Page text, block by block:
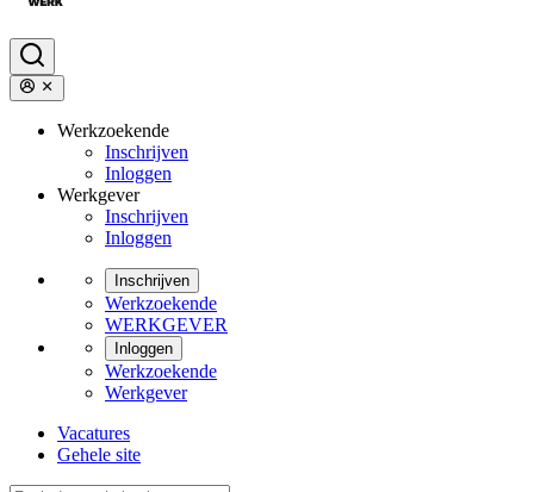
Werkzoekende
Inschrijven
Inloggen
Werkgever
Inschrijven
Inloggen
Inschrijven
Werkzoekende
WERKGEVER
Inloggen
Werkzoekende
Werkgever
Vacatures
Gehele site